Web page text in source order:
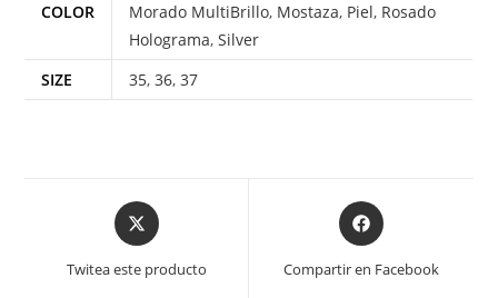
COLOR Morado MultiBrillo, Mostaza, Piel, Rosado
Holograma,Silver
SIZE
35,36,37
Twitea este producto Compartir en Facebook